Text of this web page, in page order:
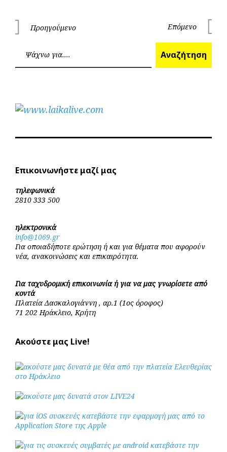
Πλοήγηση
άρθρων
Προηγούμενο Επόμενο
Αναζήτηση
Επικοινωνήστε μαζί μας
τηλεφωνικά
2810 333 500
ηλεκτρονικά
info@1069.gr
Για οποιαδήποτε ερώτηση ή και για θέματα που αφορούν
νέα, ανακοινώσεις και επικαιρότητα.
Για ταχυδρομική επικοινωνία ή για να μας γνωρίσετε από
κοντά
Πλατεία Δασκαλογιάννη , αρ.1 (1ος όροφος)
71 202 Ηράκλειο, Κρήτη
Ακούστε μας Live!